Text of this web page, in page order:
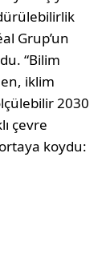
Grup’un
“Bilim
iklim
2030
çevre
koydu: